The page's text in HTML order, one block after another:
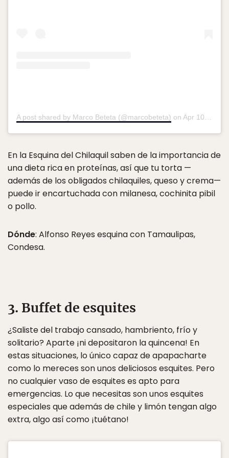
A post shared by Marco Beteta (@marcobeteta) on Apr 10, 2019 at 5:21pm PDT
En la Esquina del Chilaquil saben de la importancia de
una dieta rica en proteínas, así que tu torta —
además de los obligados chilaquiles, queso y crema—
puede ir encartuchada con milanesa, cochinita pibil
o pollo.
Dónde: Alfonso Reyes esquina con Tamaulipas,
Condesa.
3. Buffet de esquites
¿Saliste del trabajo cansado, hambriento, frío y
solitario? Aparte ¡ni depositaron la quincena! En
estas situaciones, lo único capaz de apapacharte
como lo mereces son unos deliciosos esquites. Pero
no cualquier vaso de esquites es apto para
emergencias. Lo que necesitas son unos esquites
especiales que además de chile y limón tengan algo
extra, algo así como ¡tuétano!